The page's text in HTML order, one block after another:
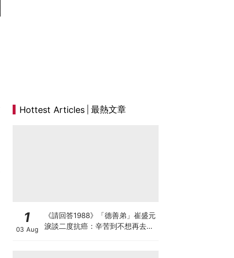
Hottest Articles 最熱文章
1
03 Aug
《請回答1988》「德善弟」崔盛元
淚談二度抗癌：辛苦到不想再去回